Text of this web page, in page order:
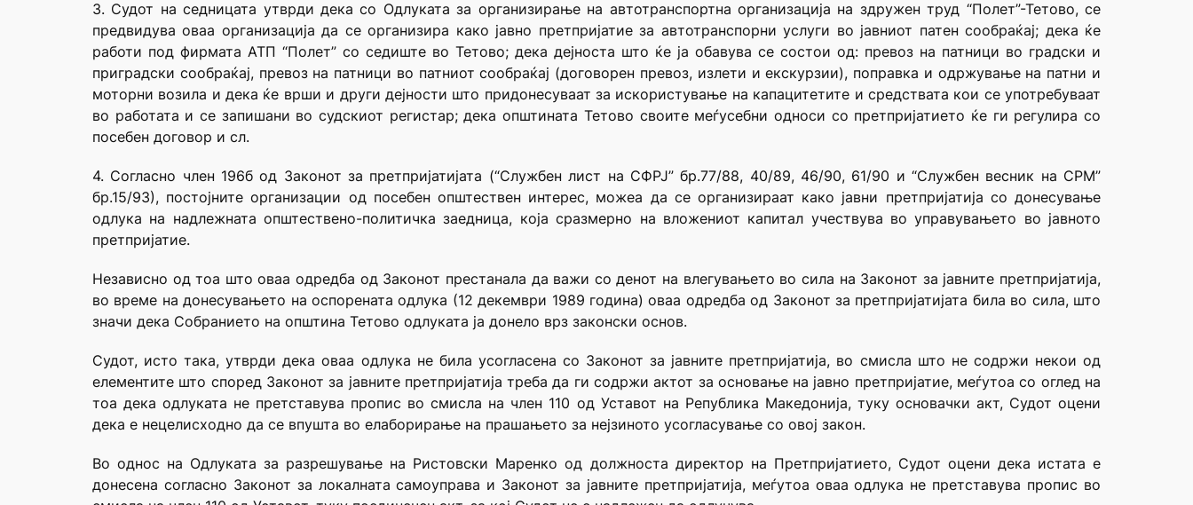
3. Судот на седницата утврди дека со Одлуката за организирање на автотранспортна организација на здружен труд “Полет”-Тетово, се
предвидува оваа организација да се организира како јавно претпријатие за автотранспорни услуги во јавниот патен сообраќај; дека ќе
работи под фирмата АТП “Полет” со седиште во Тетово; дека дејноста што ќе ја обавува се состои од: превоз на патници во градски и
приградски сообраќај, превоз на патници во патниот сообраќај (договорен превоз, излети и екскурзии), поправка и одржување на патни и
моторни возила и дека ќе врши и други дејности што придонесуваат за искористување на капацитетите и средствата кои се употребуваат
во работата и се запишани во судскиот регистар; дека општината Тетово своите меѓусебни односи со претпријатието ќе ги регулира со
посебен договор и сл.
4. Согласно член 196б од Законот за претпријатијата (“Службен лист на СФРЈ” бр.77/88, 40/89, 46/90, 61/90 и “Службен весник на СРМ”
бр.15/93), постојните организации од посебен општествен интерес, можеа да се организираат како јавни претпријатија со донесување
одлука на надлежната општествено-политичка заедница, која сразмерно на вложениот капитал учествува во управувањето во јавното
претпријатие.
Независно од тоа што оваа одредба од Законот престанала да важи со денот на влегувањето во сила на Законот за јавните претпријатија,
во време на донесувањето на оспорената одлука (12 декември 1989 година) оваа одредба од Законот за претпријатијата била во сила, што
значи дека Собранието на општина Тетово одлуката ја донело врз законски основ.
Судот, исто така, утврди дека оваа одлука не била усогласена со Законот за јавните претпријатија, во смисла што не содржи некои од
елементите што според Законот за јавните претпријатија треба да ги содржи актот за основање на јавно претпријатие, меѓутоа со оглед на
тоа дека одлуката не претставува пропис во смисла на член 110 од Уставот на Република Македонија, туку основачки акт, Судот оцени
дека е нецелисходно да се впушта во елаборирање на прашањето за нејзиното усогласување со овој закон.
Во однос на Одлуката за разрешување на Ристовски Маренко од должноста директор на Претпријатието, Судот оцени дека истата е
донесена согласно Законот за локалната самоуправа и Законот за јавните претпријатија, меѓутоа оваа одлука не претставува пропис во